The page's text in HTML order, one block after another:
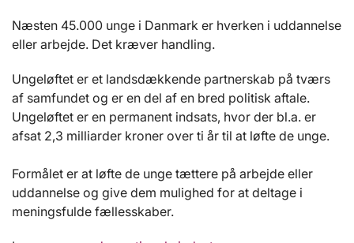
Næsten 45.000 unge i Danmark er hverken i uddannelse
eller arbejde. Det kræver handling.
Ungeløftet er et landsdækkende partnerskab på tværs
af samfundet og er en del af en bred politisk aftale.
Ungeløftet er en permanent indsats, hvor der bl.a. er
afsat 2,3 milliarder kroner over ti år til at løfte de unge.
Formålet er at løfte de unge tættere på arbejde eller
uddannelse og give dem mulighed for at deltage i
meningsfulde fællesskaber.